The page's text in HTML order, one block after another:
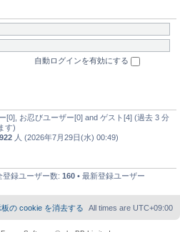
自動ログインを有効にする
[0], お忍びユーザー[0] and ゲスト[4] (過去 3 分
す)
922 人 (2026年7月29日(水) 00:49)
登録ユーザー数: 160 • 最新登録ユーザー
All times are UTC+09:00
の cookie を消去する